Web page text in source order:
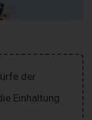
der
Einhaltung